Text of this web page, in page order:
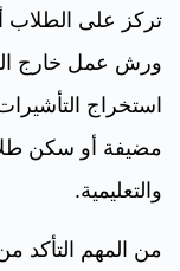
تركز على الطلاب
ورش عمل خارج
استخراج
مضيفة أو سكن
والتعليمية.
من المهم التأكد